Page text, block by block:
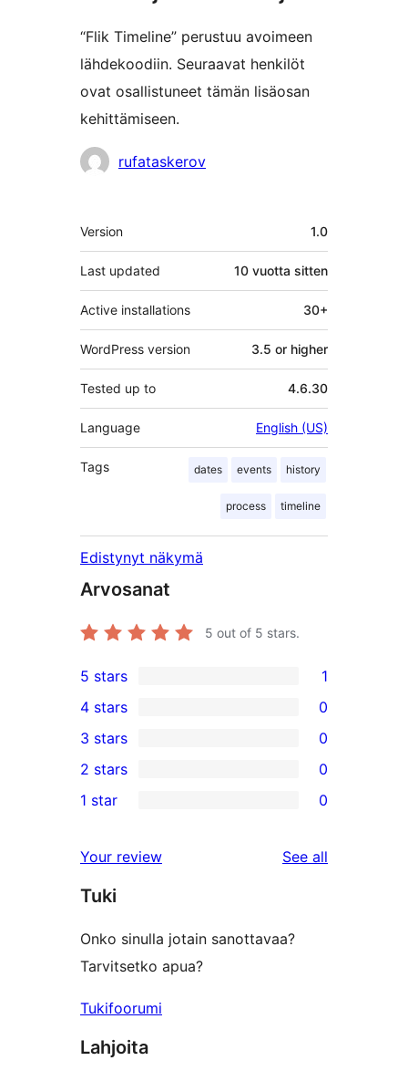
“Flik Timeline” perustuu avoimeen
lähdekoodiin. Seuraavat henkilöt
ovat osallistuneet tämän lisäosan
kehittämiseen.
Avustajatrufataskerov
Metatiedot
Version 1.0
Last updated 10 vuotta sitten
Active installations 30+
WordPress version 3.5 or higher
Tested up to 4.6.30
Language English (US)
Tags dates events history
process timeline
Edistynyt näkymä
Arvosanat
5 out of 5 stars.
1
5-
star
review
5 stars 1
4-
star
reviews
4 stars 0
0
3-
star
3 stars 0
2-
reviews
2 stars 0
star
reviews
1 star 0
Your review See all
Tuki
Onko sinulla jotain sanottavaa?
Tarvitsetko apua?
Tukifoorumi
Lahjoita